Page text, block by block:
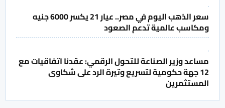
سعر الذهب اليوم في مصر.. عيار 21 يكسر 6000 جنيه
ومكاسب عالمية تدعم الصعود
مساعد وزير الصناعة للتحول الرقمي: عقدنا اتفاقيات مع
12 جهة حكومية لتسريع وتيرة الرد على شكاوى
المستثمرين